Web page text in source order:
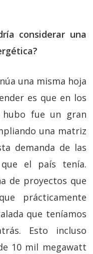
considerar una
una misma hoja
es que en los
fue un gran
una matriz
demanda de las
que el país tenía.
de proyectos que
prácticamente
que teníamos
Esto incluso
10 mil megawatt